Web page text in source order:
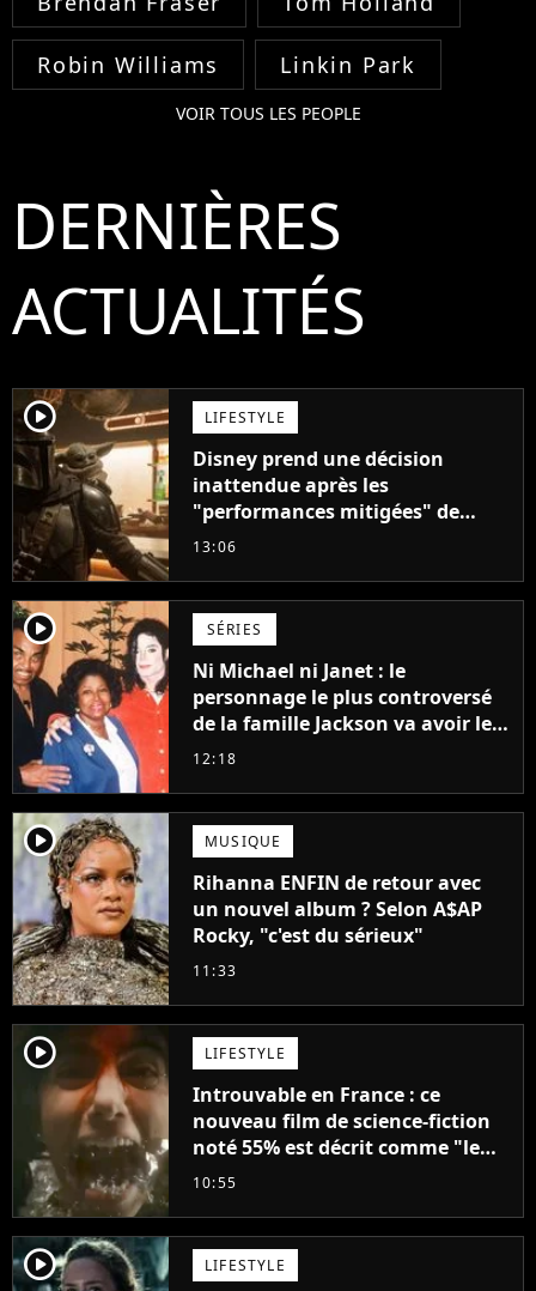
Robin Williams Linkin Park
VOIR TOUS LES PEOPLE
DERNIÈRES
ACTUALITÉS
player2 LIFESTYLE
Disney prend une décision
inattendue après les
"performances mitigées" de
Vaiana et The Mandalorian &
13:06
player2 SÉRIES
Ni Michael ni Janet : le
personnage le plus controversé
de la famille Jackson va avoir le
droit à sa propre série
12:18
player2 MUSIQUE
Rihanna ENFIN de retour avec
un nouvel album ? Selon A$AP
Rocky, "c'est du sérieux"
11:33
player2 LIFESTYLE
Introuvable en France : ce
nouveau film de science-fiction
noté 55% est décrit comme "le
plus stupide de l'année"
10:55
player2 LIFESTYLE